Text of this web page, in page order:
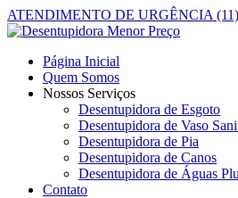
ATENDIMENTO DE URGÊNCIA
Página Inicial
Quem Somos
Nossos Serviços
Desentupidora de Esgoto
Desentupidora de Vaso
Desentupidora de Pia
Desentupidora de Canos
Desentupidora de Águas
Contato